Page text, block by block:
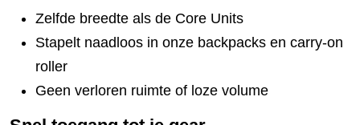
Zelfde breedte als de Core Units
Stapelt naadloos in onze backpacks en carry-on
roller
Geen verloren ruimte of loze volume